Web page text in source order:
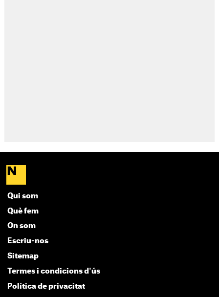
Qui som
Què fem
On som
Escriu-nos
Sitemap
Termes i condicions d'ús
Política de privacitat